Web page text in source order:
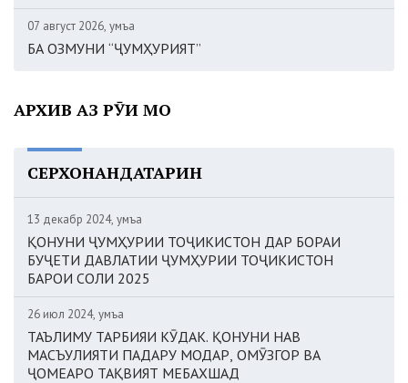
07 август 2026, Ҷумъа
БА ОЗМУНИ “ҶУМҲУРИЯТ”
АРХИВ АЗ РӮИ МОҲ
СЕРХОНАНДАТАРИН
13 декабр 2024, Ҷумъа
ҚОНУНИ ҶУМҲУРИИ ТОҶИКИСТОН ДАР БОРАИ
БУҶЕТИ ДАВЛАТИИ ҶУМҲУРИИ ТОҶИКИСТОН
БАРОИ СОЛИ 2025
26 июл 2024, Ҷумъа
ТАЪЛИМУ ТАРБИЯИ КӮДАК. ҚОНУНИ НАВ
МАСЪУЛИЯТИ ПАДАРУ МОДАР, ОМӮЗГОР ВА
ҶОМЕАРО ТАҚВИЯТ МЕБАХШАД